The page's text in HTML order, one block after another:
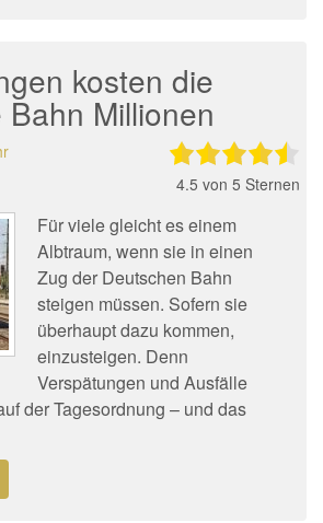
kosten die
Bahn Millionen
4.5 von 5 Sternen
Für viele gleicht es einem
Albtraum, wenn sie in einen
Zug der Deutschen Bahn
steigen müssen. Sofern sie
überhaupt dazu kommen,
einzusteigen. Denn
Verspätungen und Ausfälle
der Tagesordnung – und das